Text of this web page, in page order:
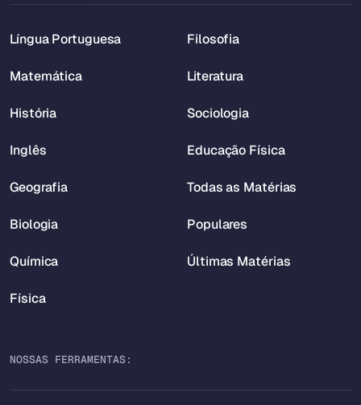
Língua Portuguesa
Matemática
História
Inglês
Geografia
Biologia
Química
Física
Filosofia
Literatura
Sociologia
Educação Física
Todas as Matérias
Populares
Últimas Matérias
NOSSAS FERRAMENTAS: